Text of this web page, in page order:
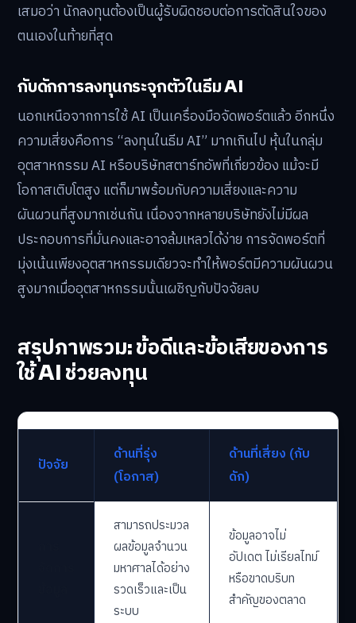
เสมอว่า นักลงทุนต้องเป็นผู้รับผิดชอบต่อการตัดสินใจของ
ตนเองในท้ายที่สุด
กับดักการลงทุนกระจุกตัวในธีม AI
นอกเหนือจากการใช้ AI เป็นเครื่องมือจัดพอร์ตแล้ว อีกหนึ่ง
ความเสี่ยงคือการ “ลงทุนในธีม AI” มากเกินไป หุ้นในกลุ่ม
อุตสาหกรรม AI หรือบริษัทสตาร์ทอัพที่เกี่ยวข้อง แม้จะมี
โอกาสเติบโตสูง แต่ก็มาพร้อมกับความเสี่ยงและความ
ผันผวนที่สูงมากเช่นกัน เนื่องจากหลายบริษัทยังไม่มีผล
ประกอบการที่มั่นคงและอาจล้มเหลวได้ง่าย การจัดพอร์ตที่
มุ่งเน้นเพียงอุตสาหกรรมเดียวจะทำให้พอร์ตมีความผันผวน
สูงมากเมื่ออุตสาหกรรมนั้นเผชิญกับปัจจัยลบ
สรุปภาพรวม: ข้อดีและข้อเสียของการ
ใช้ AI ช่วยลงทุน
ปัจจัย
ด้านที่รุ่ง
(โอกาส)
ด้านที่เสี่ยง (กับ
ดัก)
สามารถประมวล
ผลข้อมูลจำนวน
มหาศาลได้อย่าง
รวดเร็วและเป็น
ระบบ
ข้อมูลอาจไม่
อัปเดต ไม่เรียลไทม์
หรือขาดบริบท
สำคัญของตลาด